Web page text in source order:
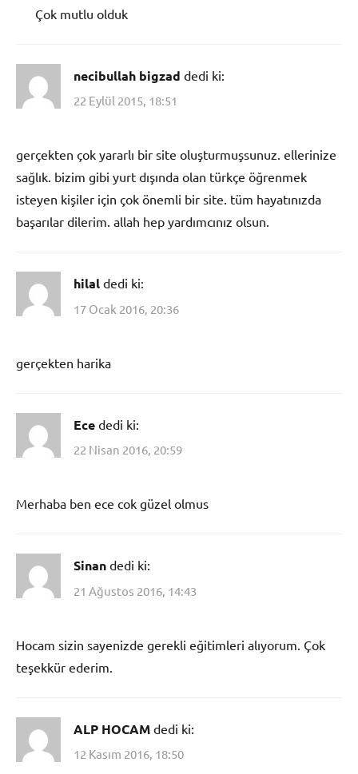
Çok mutlu olduk
necibullah bigzad dedi ki:
22 Eylül 2015, 18:51
gerçekten çok yararlı bir site oluşturmuşsunuz. ellerinize
sağlık. bizim gibi yurt dışında olan türkçe öğrenmek
isteyen kişiler için çok önemli bir site. tüm hayatınızda
başarılar dilerim. allah hep yardımcınız olsun.
hilal dedi ki:
17 Ocak 2016, 20:36
gerçekten harika
Ece dedi ki:
22 Nisan 2016, 20:59
Merhaba ben ece cok güzel olmus
Sinan dedi ki:
21 Ağustos 2016, 14:43
Hocam sizin sayenizde gerekli eğitimleri alıyorum. Çok
teşekkür ederim.
ALP HOCAM dedi ki:
12 Kasım 2016, 18:50